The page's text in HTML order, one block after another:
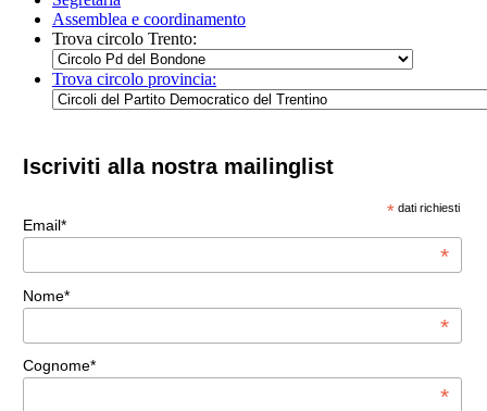
Assemblea e coordinamento
Trova circolo Trento:
Trova circolo provincia:
Iscriviti alla nostra mailinglist
* dati richiesti
Email*
*
Nome*
*
Cognome*
*